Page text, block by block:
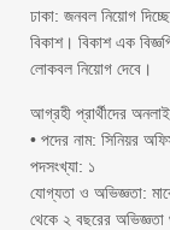
ঢাকা: জনবল নিয়োগ
বিকাশ। বিকাশ এক
লোকবল নিয়োগ দেবে।
আগ্রহী প্রার্থীদের
• পদের নাম: সিনিয়র
পদসংখ্যা: ১
যোগ্যতা ও অভিজ্ঞতা:
থেকে ২ বছরের অভিজ্ঞতা